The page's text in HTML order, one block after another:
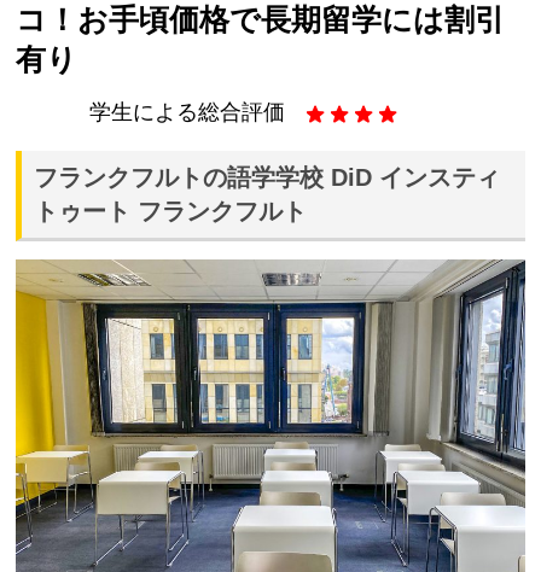
コ！お手頃価格で長期留学には割引
有り
学生による総合評価
フランクフルトの語学学校 DiD インスティ
トゥート フランクフルト